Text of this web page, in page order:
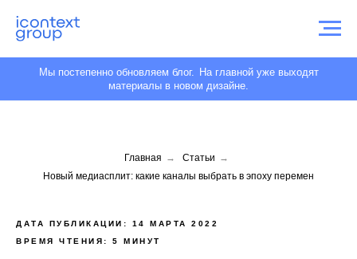
Мы постепенно обновляем блог. На главной уже выходят
материалы в новом дизайне.
Главная → Статьи →
Новый медиасплит: какие каналы выбрать в эпоху перемен
ДАТА ПУБЛИКАЦИИ: 14 МАРТА 2022
ВРЕМЯ ЧТЕНИЯ: 5 МИНУТ